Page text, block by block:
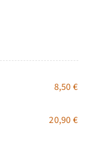
8,50 €
20,90 €